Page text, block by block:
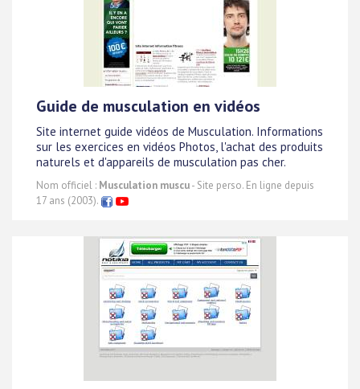
Guide de musculation en vidéos
Site internet guide vidéos de Musculation. Informations
sur les exercices en vidéos Photos, l'achat des produits
naturels et d'appareils de musculation pas cher.
Nom officiel : Musculation muscu- Site perso. En ligne depuis
17 ans (2003).